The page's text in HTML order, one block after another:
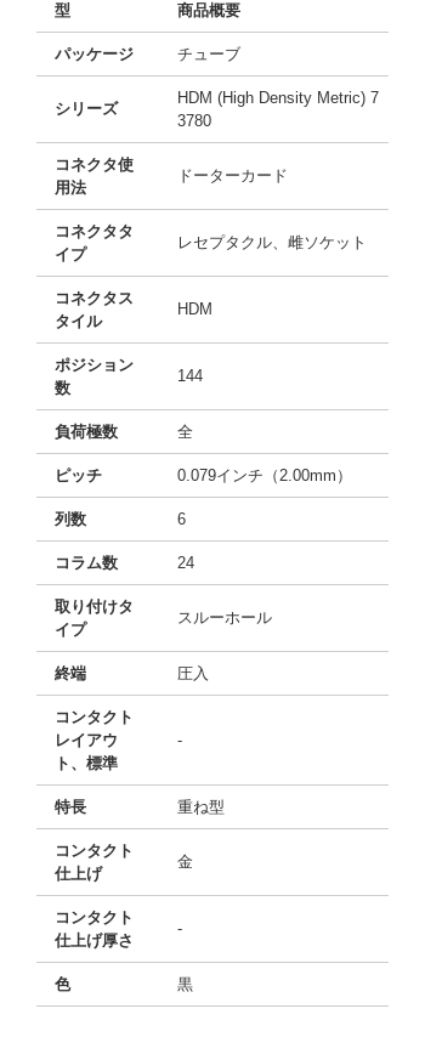
型 商品概要
パッケージ チューブ
シリーズ
HDM (High Density Metric) 7
3780
コネクタ使
用法
ドーターカード
コネクタタ
イプ
レセプタクル、雌ソケット
コネクタス
タイル
HDM
ポジション
数
144
負荷極数 全
ピッチ 0.079インチ（2.00mm）
列数 6
コラム数 24
取り付けタ
イプ
スルーホール
終端 圧入
コンタクト
レイアウ
ト、標準
-
特長 重ね型
コンタクト
仕上げ
金
コンタクト
仕上げ厚さ
-
色 黒